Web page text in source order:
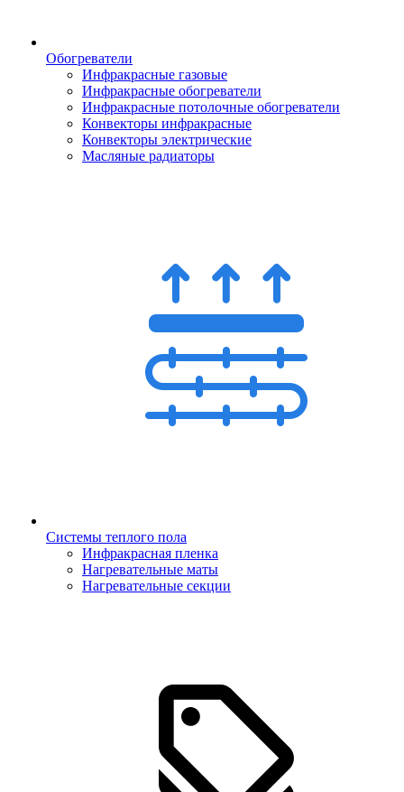
Обогреватели
Инфракрасные газовые
Инфракрасные обогреватели
Инфракрасные потолочные обогреватели
Конвекторы инфракрасные
Конвекторы электрические
Масляные радиаторы
Системы теплого пола
Инфракрасная пленка
Нагревательные маты
Нагревательные секции